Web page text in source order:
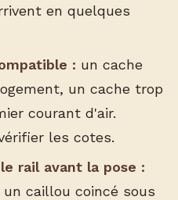
en quelques
: un cache
un cache trop
courant d'air.
les cotes.
rail avant la pose :
caillou coincé sous